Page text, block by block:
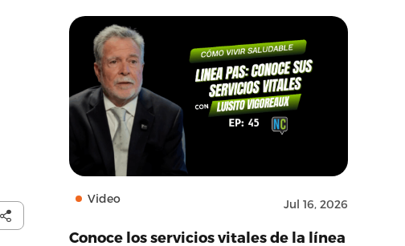
Video Jul 16, 2026
Conoce los servicios vitales de la línea